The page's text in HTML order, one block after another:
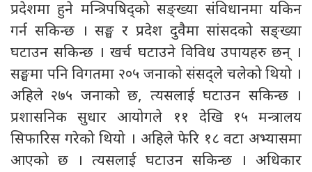
प्रदेशमा हुने मन्त्रिपषिद्को सङ्ख्या संविधानमा यकिन
गर्न सकिन्छ । सङ्घ र प्रदेश दुवैमा सांसदको सङ्ख्या
घटाउन सकिन्छ । खर्च घटाउने विविध उपायहरु छन् ।
सङ्घमा पनि विगतमा २०५ जनाको संसद्ले चलेको थियो ।
अहिले २७५ जनाको छ, त्यसलाई घटाउन सकिन्छ ।
प्रशासनिक सुधार आयोगले ११ देखि १५ मन्त्रालय
सिफारिस गरेको थियो । अहिले फेरि १८ वटा अभ्यासमा
आएको छ । त्यसलाई घटाउन सकिन्छ । अधिकार